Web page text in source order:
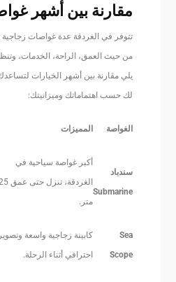
مقارنة بين أشهر
تتوفر في الغردقة عدة غواصات
من حيث العمق، الراحة، الخدمات،
يلي مقارنة بين أشهر الخيارات
لك حسب اهتماماتك وميزانيتك:
الغواصة المميزات
سندباد
Submarine
أكبر غواصة سياحية في
الغردقة، تنزل
متر.
Sea
Scope
كابينة زجاجية واسعة وتصوير
احترافي أثناء الرحلة.